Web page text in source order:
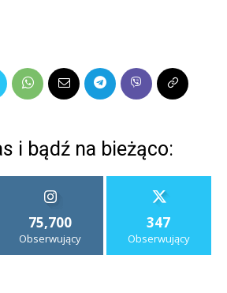
i bądź na bieżąco:
75,700
Obserwujący
347
Obserwujący